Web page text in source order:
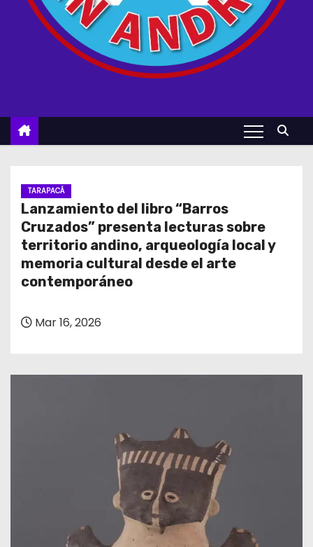
TARAPACÁ
Lanzamiento del libro “Barros
Cruzados” presenta lecturas sobre
territorio andino, arqueología local y
memoria cultural desde el arte
contemporáneo
Mar 16, 2026